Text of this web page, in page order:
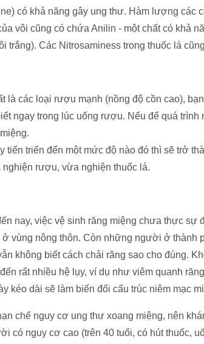
có khả năng gây ung thư. Hàm lượng các
vôi cũng có chứa Anilin - một chất có khả
trắng). Các Nitrosaminess trong thuốc lá
là các loại rượu mạnh (nồng độ cồn cao),
ngay trong lúc uống rượu. Nếu để quá
tiến triển đến một mức độ nào đó thì sẽ trở
rượu, vừa nghiện thuốc lá.
nay, việc vệ sinh răng miệng chưa thực sự
vùng nông thôn. Còn những người ở thành
không biết cách chải răng sao cho đúng.
rất nhiều hệ lụy, ví dụ như viêm quanh
kéo dài sẽ làm biến đổi cấu trúc niêm mạc
chế nguy cơ ung thư xoang miệng, nên
có nguy cơ cao (trên 40 tuổi, có hút thuốc,